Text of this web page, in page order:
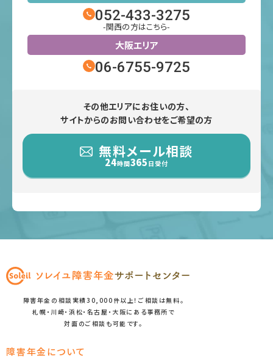
052-433-3275
-関西の方はこちら-
大阪エリア
06-6755-9725
その他エリアにお住いの方、
サイトからのお問い合わせをご希望の方
無料メール相談
24時間365 日受付
障害年金の相談実績30,000件以上！ご相談は無料。
札幌・川崎・浜松・名古屋・大阪にある事務所で
対面のご相談も可能です。
障害年金について